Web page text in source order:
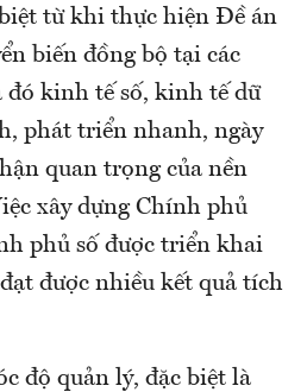
từ khi thực hiện Đề án
biến đồng bộ tại các
đó kinh tế số, kinh tế dữ
phát triển nhanh, ngày
quan trọng của nền
xây dựng Chính phủ
phủ số được triển khai
được nhiều kết quả tích
độ quản lý, đặc biệt là